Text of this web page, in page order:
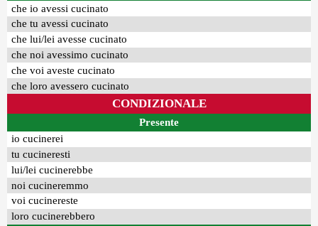
che io avessi cucinato
che tu avessi cucinato
che lui/lei avesse cucinato
che noi avessimo cucinato
che voi aveste cucinato
che loro avessero cucinato
CONDIZIONALE
Presente
io cucinerei
tu cucineresti
lui/lei cucinerebbe
noi cucineremmo
voi cucinereste
loro cucinerebbero